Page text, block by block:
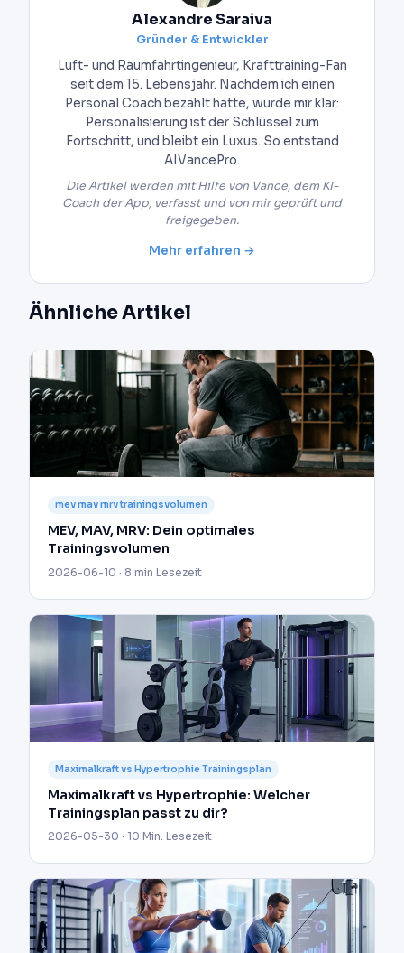
Alexandre Saraiva
Gründer & Entwickler
Luft- und Raumfahrtingenieur, Krafttraining-Fan
seit dem 15. Lebensjahr. Nachdem ich einen
Personal Coach bezahlt hatte, wurde mir klar:
Personalisierung ist der Schlüssel zum
Fortschritt, und bleibt ein Luxus. So entstand
AIVancePro.
Die Artikel werden mit Hilfe von Vance, dem KI-
Coach der App, verfasst und von mir geprüft und
freigegeben.
Mehr erfahren →
Ähnliche Artikel
mev mav mrv trainingsvolumen
MEV, MAV, MRV: Dein optimales
Trainingsvolumen
2026-06-10 · 8 min Lesezeit
Maximalkraft vs Hypertrophie Trainingsplan
Maximalkraft vs Hypertrophie: Welcher
Trainingsplan passt zu dir?
2026-05-30 · 10 Min. Lesezeit